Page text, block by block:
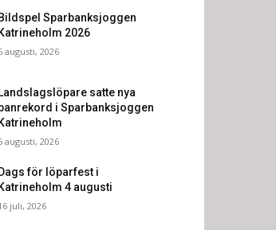
Bildspel Sparbanksjoggen
Katrineholm 2026
augusti, 2026
Landslagslöpare satte nya
banrekord i Sparbanksjoggen
Katrineholm
augusti, 2026
Dags för löparfest i
Katrineholm 4 augusti
juli, 2026